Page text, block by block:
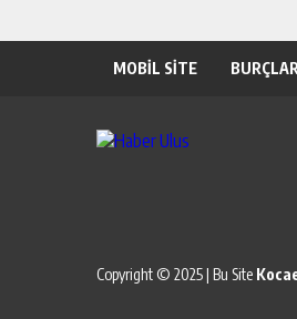
MOBİL SİTE BURÇLAR
Copyright © 2025 | Bu Site